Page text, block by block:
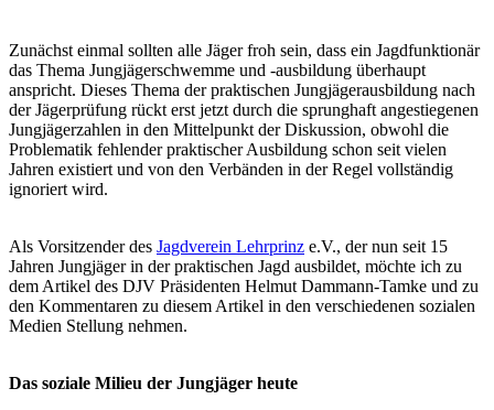
Zunächst einmal sollten alle Jäger froh sein, dass ein Jagdfunktionär
das Thema Jungjägerschwemme und -ausbildung überhaupt
anspricht. Dieses Thema der praktischen Jungjägerausbildung nach
der Jägerprüfung rückt erst jetzt durch die sprunghaft angestiegenen
Jungjägerzahlen in den Mittelpunkt der Diskussion, obwohl die
Problematik fehlender praktischer Ausbildung schon seit vielen
Jahren existiert und von den Verbänden in der Regel vollständig
ignoriert wird.
Als Vorsitzender des Jagdverein Lehrprinz e.V., der nun seit 15
Jahren Jungjäger in der praktischen Jagd ausbildet, möchte ich zu
dem Artikel des DJV Präsidenten Helmut Dammann-Tamke und zu
den Kommentaren zu diesem Artikel in den verschiedenen sozialen
Medien Stellung nehmen.
Das soziale Milieu der Jungjäger heute